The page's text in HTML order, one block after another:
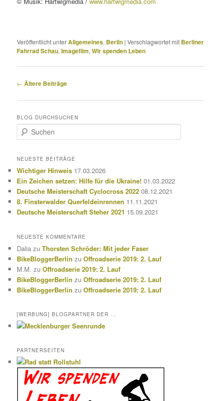
Veröffentlicht unterAllgemeines, Berlin |Verschlagwortet mit Berliner
Fahrrad Schau,Imagefilm,Wir spenden Leben
Beitragsnavigation
← Ältere Beiträge
BLOG DURCHSUCHEN
u
h
n
NEUESTE BEITRÄGE
Wichtiger Hinweis 17.03.2026
Ein Zeichen setzen: Hilfe für die Ukraine! 01.03.2022
Deutsche Meisterschaft Cyclocross 2022 08.12.2021
8. Finsterwalder Querfeldeinrennen 11.11.2021
Deutsche Meisterschaft Steher 2021 15.09.2021
NEUESTE KOMMENTARE
Dalia zuThorsten Schröder: Mit jeder Faser
BikeBloggerBerlin zuOffroadserie 2019: 2. Lauf
M.M. zuOffroadserie 2019: 2. Lauf
BikeBloggerBerlin zuOffroadserie 2019: 2. Lauf
BikeBloggerBerlin zuOffroadserie 2019: 2. Lauf
[WERBUNG] BLOGPARTNER DER ...
PARTNERSEITEN